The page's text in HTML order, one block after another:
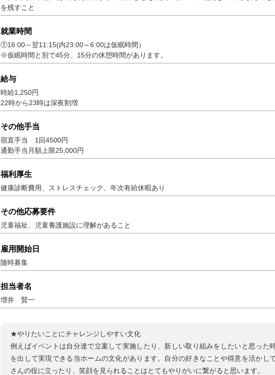
を残すこと
就業時間
①16:00～翌11:15(内23:00～6:00は仮眠時間）
※仮眠時間と別で45分、15分の休憩時間があります。
給与
時給1,250円
22時から23時は深夜割増
その他手当
宿直手当 1回4500円
通勤手当月額上限25,000円
福利厚生
健康診断費用、ストレスチェック、年次有給休暇あり
その他応募要件
児童福祉、児童養護施設に理解があること
雇用開始日
随時募集
担当者名
増井 賢一
★やりたいことにチャレンジしやすい文化
例えばイベントは自分達で立案して実施したり、新しい取り組みをしたいと思った
を出して実現できる当ホームの文化があります。自分の好きなことや得意を活かし
さんの役に立ったり、笑顔を見られることはとてもやりがいに繋がると思います。